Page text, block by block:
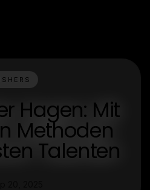
Hagen: Mit
Methoden
Talenten